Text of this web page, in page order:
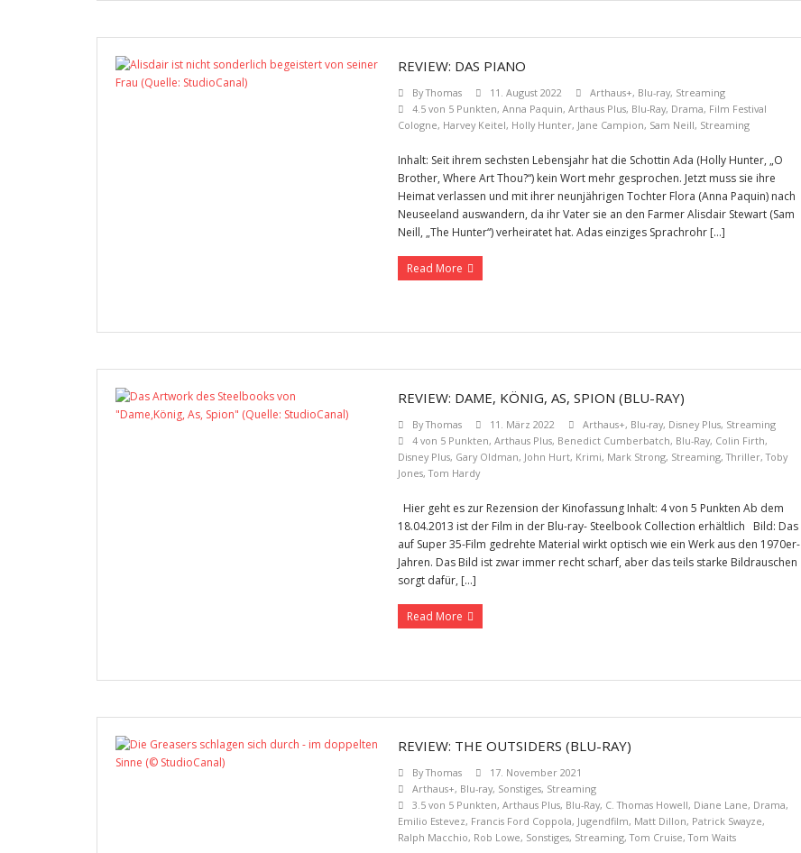
REVIEW: DAS PIANO
ByThomas 11. August 2022 Arthaus+, Blu-ray, Streaming
4.5 von 5 Punkten,Anna Paquin,Arthaus Plus, Blu-Ray, Drama, Film Festival
Cologne, Harvey Keitel, Holly Hunter, Jane Campion, Sam Neill, Streaming
Inhalt: Seit ihrem sechsten Lebensjahr hat die Schottin Ada (Holly Hunter, „O
Brother, Where Art Thou?“) kein Wort mehr gesprochen. Jetzt muss sie ihre
Heimat verlassen und mit ihrer neunjährigen Tochter Flora (Anna Paquin) nach
Neuseeland auswandern, da ihr Vater sie an den Farmer Alisdair Stewart (Sam
Neill, „The Hunter“) verheiratet hat. Adas einziges Sprachrohr […]
Read More
REVIEW: DAME, KÖNIG, AS, SPION (BLU-RAY)
ByThomas 11. März 2022 Arthaus+, Blu-ray, Disney Plus, Streaming
4 von 5 Punkten,Arthaus Plus, Benedict Cumberbatch, Blu-Ray, Colin Firth,
Disney Plus, Gary Oldman, John Hurt, Krimi, Mark Strong, Streaming,Thriller,Toby
Jones,Tom Hardy
Hier geht es zur Rezension der Kinofassung Inhalt: 4 von 5 Punkten Ab dem
18.04.2013 ist der Film in der Blu-ray- Steelbook Collection erhältlich Bild: Das
auf Super 35-Film gedrehte Material wirkt optisch wie ein Werk aus den 1970er-
Jahren. Das Bild ist zwar immer recht scharf, aber das teils starke Bildrauschen
sorgt dafür, […]
Read More
REVIEW: THE OUTSIDERS (BLU-RAY)
ByThomas
17. November 2021
Arthaus+, Blu-ray, Sonstiges, Streaming
3.5 von 5 Punkten,Arthaus Plus, Blu-Ray, C. Thomas Howell, Diane Lane, Drama,
Emilio Estevez, Francis Ford Coppola, Jugendfilm, Matt Dillon, Patrick Swayze,
Ralph Macchio, Rob Lowe, Sonstiges, Streaming,Tom Cruise,Tom Waits